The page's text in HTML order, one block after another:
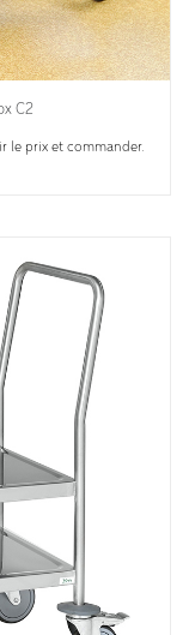
C2
le prix et commander.